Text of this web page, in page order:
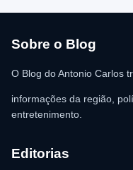
para as providências
Sobre o Blog
O Blog do Antonio Carlos
informações da região,
entretenimento.
Editorias